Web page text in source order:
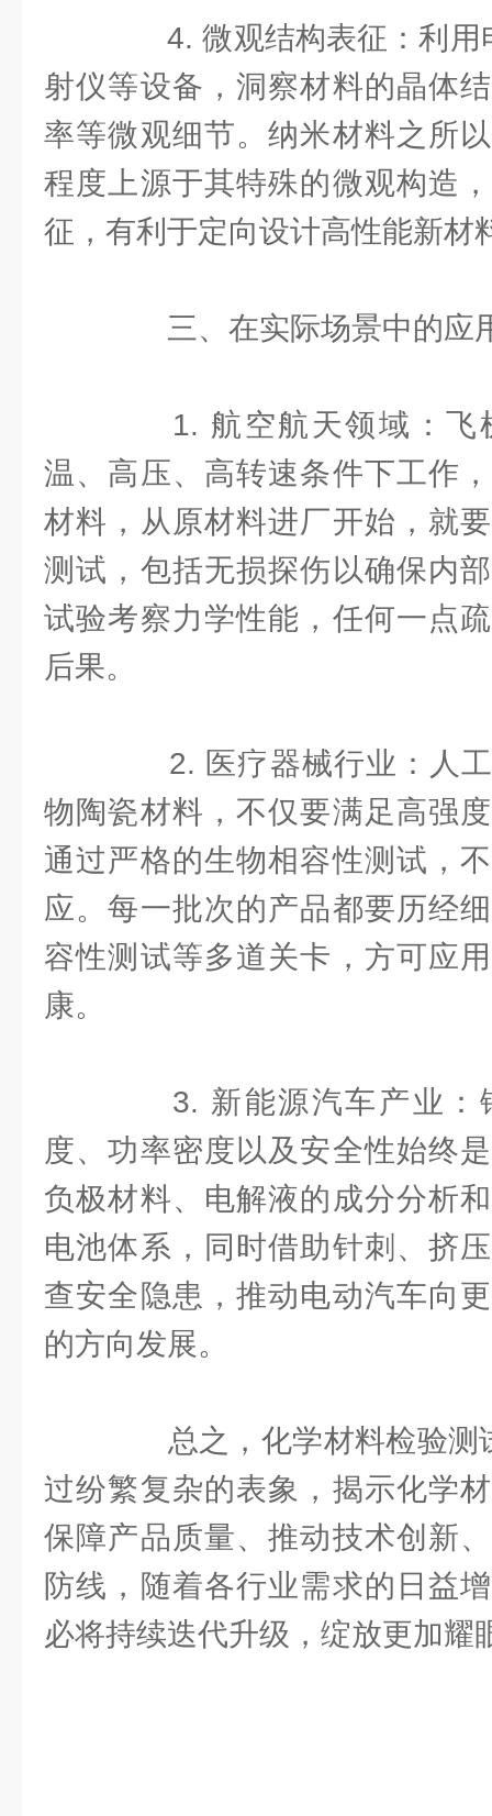
4. 微观结构表征：利用
射仪等设备，洞察材料的晶体
率等微观细节。纳米材料之所
程度上源于其特殊的微观构造
征，有利于定向设计高性能新材
三、在实际场景中的应
1. 航空航天领域：飞
温、高压、高转速条件下工作
材料，从原材料进厂开始，就
测试，包括无损探伤以确保内
试验考察力学性能，任何一点
后果。
2. 医疗器械行业：人工
物陶瓷材料，不仅要满足高强
通过严格的生物相容性测试，
应。每一批次的产品都要历经
容性测试等多道关卡，方可应
康。
3. 新能源汽车产业：
度、功率密度以及安全性始终
负极材料、电解液的成分分析
电池体系，同时借助针刺、挤
查安全隐患，推动电动汽车向
的方向发展。
总之，化学材料检验测
过纷繁复杂的表象，揭示化学
保障产品质量、推动技术创新
防线，随着各行业需求的日益
必将持续迭代升级，绽放更加耀